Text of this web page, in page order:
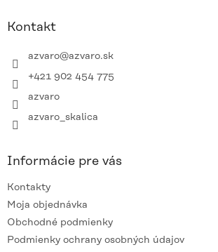
Kontakt
azvaro@azvaro.sk
+421 902 454 775
azvaro
azvaro_skalica
Informácie pre vás
Kontakty
Moja objednávka
Obchodné podmienky
Podmienky ochrany osobných údajov